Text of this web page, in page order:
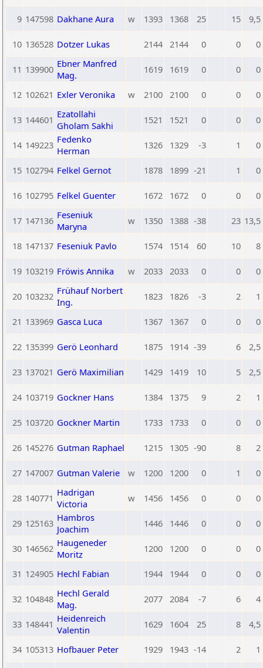
9 147598 Dakhane Aura w 1393 1368 25 15 9,5
10 136528 Dotzer Lukas 2144 2144 0 0 0
11 139900 Ebner Manfred
Mag.
1619 1619 0 0 0
12 102621 Exler Veronika w 2100 2100 0 0 0
13 144601 Ezatollahi
Gholam Sakhi
1521 1521 0 0 0
14 149223 Fedenko
Herman
1326 1329 -3 1 0
15 102794 Felkel Gernot 1878 1899 -21 1 0
16 102795 Felkel Guenter 1672 1672 0 0 0
17 147136 Feseniuk
Maryna
w 1350 1388 -38 23 13,5
18 147137 Feseniuk Pavlo 1574 1514 60 10 8
19 103219 Fröwis Annika w 2033 2033 0 0 0
20 103232 Frühauf Norbert
Ing.
1823 1826 -3 2 1
21 133969 Gasca Luca 1367 1367 0 0 0
22 135399 Gerö Leonhard 1875 1914 -39 6 2,5
23 137021 Gerö Maximilian 1429 1419 10 5 2,5
24 103719 Gockner Hans 1384 1375 9 2 1
25 103720 Gockner Martin 1733 1733 0 0 0
26 145276 Gutman Raphael 1215 1305 -90 8 2
27 147007 Gutman Valerie w 1200 1200 0 1 0
28 140771 Hadrigan
Victoria
w 1456 1456 0 0 0
29 125163 Hambros
Joachim
1446 1446 0 0 0
30 146562 Haugeneder
Moritz
1200 1200 0 0 0
31 124905 Hechl Fabian 1944 1944 0 0 0
32 104848 Hechl Gerald
Mag.
2077 2084 -7 6 4
33 148441 Heidenreich
Valentin
1629 1604 25 8 4,5
34 105313 Hofbauer Peter 1929 1943 -14 2 1